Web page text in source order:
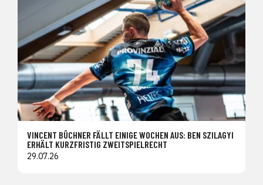
VINCENT BÜCHNER FÄLLT EINIGE WOCHEN AUS: BEN SZILAGYI
ERHÄLT KURZFRISTIG ZWEITSPIELRECHT
29.07.26